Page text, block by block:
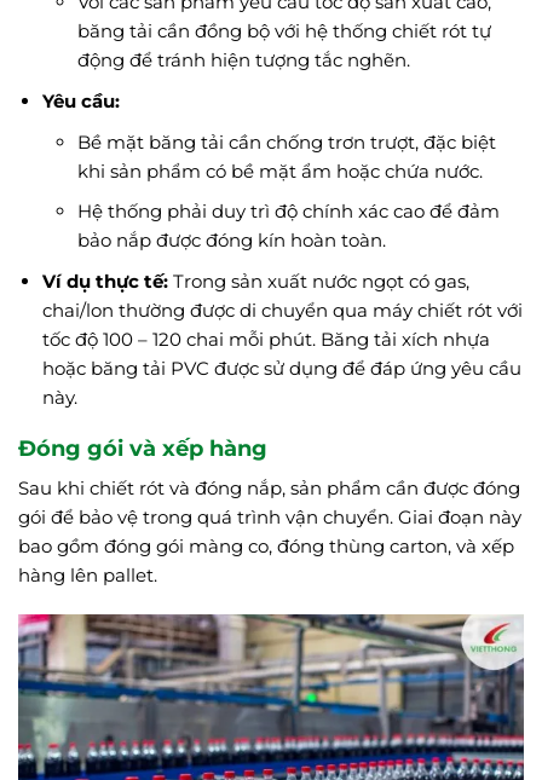
băng tải cần đồng bộ với hệ thống chiết rót tự
động để tránh hiện tượng tắc nghẽn.
Yêu cầu:
Bề mặt băng tải cần chống trơn trượt, đặc biệt
khi sản phẩm có bề mặt ẩm hoặc chứa nước.
Hệ thống phải duy trì độ chính xác cao để đảm
bảo nắp được đóng kín hoàn toàn.
Ví dụ thực tế: Trong sản xuất nước ngọt có gas,
chai/lon thường được di chuyển qua máy chiết rót với
tốc độ 100 – 120 chai mỗi phút. Băng tải xích nhựa
hoặc băng tải PVC được sử dụng để đáp ứng yêu cầu
này.
Đóng gói và xếp hàng
Sau khi chiết rót và đóng nắp, sản phẩm cần được đóng
gói để bảo vệ trong quá trình vận chuyển. Giai đoạn này
bao gồm đóng gói màng co, đóng thùng carton, và xếp
hàng lên pallet.